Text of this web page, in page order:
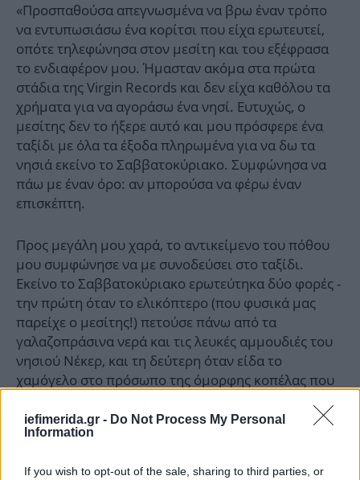
iefimerida.gr - Do Not Process My Personal
Information
If you wish to opt-out of the sale, sharing to third parties, or
«Προσπαθούσα απεγνωσμένα να βρω έναν τρόπο
να εντυπωσιάσω ένα κορίτσι που είχα ερωτευτεί,
οπότε τηλεφώνησα στον μεσίτη και του εξέφρασα
το ενδιαφέρον μου. Ήμασταν ακόμα στα πρώτα
στάδια της Virgin Records και δεν είχα καθόλου τα
χρήματα για να αγοράσω ένα νησί. Ευτυχώς, ο
μεσίτης δεν το ήξερε αυτό και μου πρόσφερε ένα
ταξίδι με όλα τα έξοδα πληρωμένα για να δω τα
νησιά εκείνο το Σαββατοκύριακο. Συμφώνησα να
πάω με έναν όρο: αν μπορούσα να φέρω έναν
επισκέπτη.
Προς μεγάλη μου χαρά, το αντικείμενο του πόθου
μου συμφώνησε να με συνοδεύσει στο ταξίδι.
Εκείνο το Σαββατοκύριακο ερωτεύτηκα δύο φορές -
την πρώτη όταν το ελικόπτερο (που φυσικά μας
παρείχε ο μεσίτης!) πετούσε πάνω από τα
γαλαζοπράσινα νερά και τις λευκές αμμουδιές του
νησιού Νέκερ, και τη δεύτερη όταν είδα το
χαμόγελο στο πρόσωπο της όμορφης κοπέλας που
Μαζί περιπλανηθήκαμε στο νησί και ονειρευτήκαμε
σχέδια για να το μετατρέψουμε σε καταφύγιο για